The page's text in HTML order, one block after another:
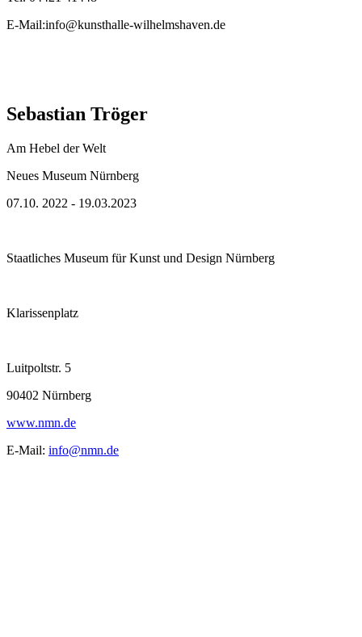
E-Mail:info@kunsthalle-wilhelmshaven.de
Sebastian Tröger
Am Hebel der Welt
Neues Museum Nürnberg
07.10. 2022 - 19.03.2023
Staatliches Museum für Kunst und Design Nürnberg
Klarissenplatz
Luitpoltstr. 5
90402 Nürnberg
www.nmn.de
E-Mail: info@nmn.de